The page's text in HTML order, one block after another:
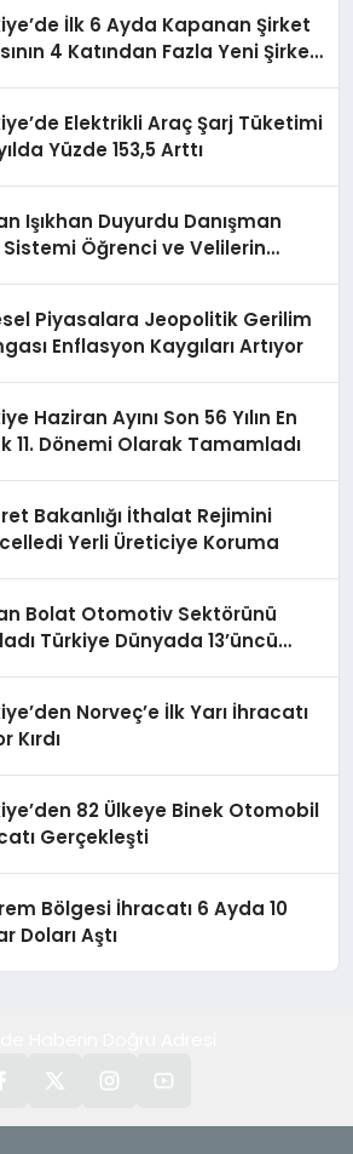
İlk 6 Ayda Kapanan Şirket
4 Katından Fazla Yeni Şirket
Elektrikli Araç Şarj Tüketimi
Yüzde 153,5 Arttı
Işıkhan Duyurdu Danışman
Sistemi Öğrenci ve Velilerin
Piyasalara Jeopolitik Gerilim
Enflasyon Kaygıları Artıyor
Haziran Ayını Son 56 Yılın En
11. Dönemi Olarak Tamamladı
Bakanlığı İthalat Rejimini
Yerli Üreticiye Koruma
Bolat Otomotiv Sektörünü
Türkiye Dünyada 13’üncü
Norveç’e İlk Yarı İhracatı
Kırdı
82 Ülkeye Binek Otomobil
Gerçekleşti
Bölgesi İhracatı 6 Ayda 10
Doları Aştı